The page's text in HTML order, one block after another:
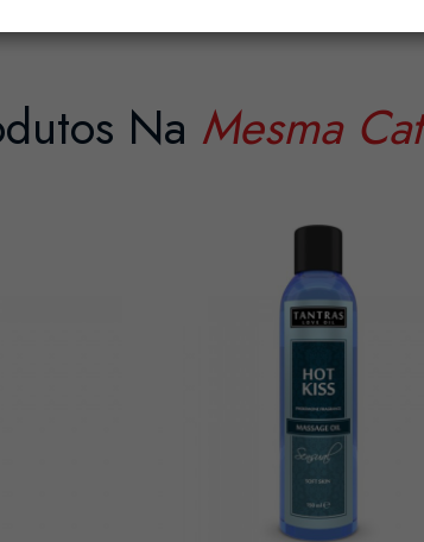
Na Mesma